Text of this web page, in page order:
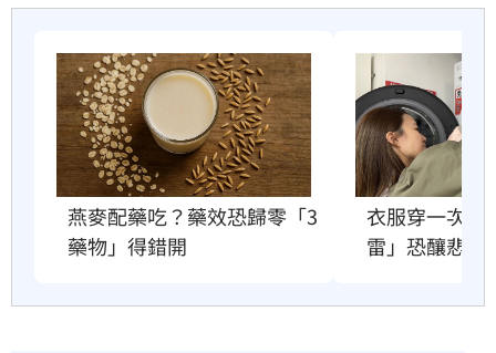
燕麥配藥吃？藥效恐歸零「3
藥物」得錯開
衣服穿一次就
雷」恐釀悲劇